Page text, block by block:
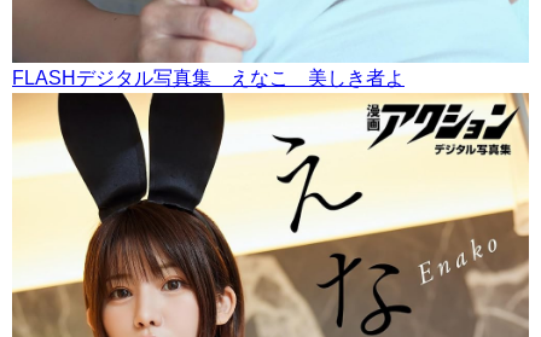
FLASHデジタル写真集 えなこ 美しき者よ